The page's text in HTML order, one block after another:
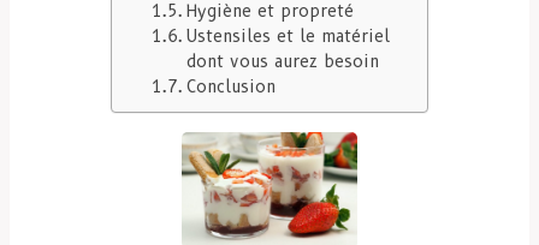
Hygiène et propreté
Ustensiles et le matériel
dont vous aurez besoin
Conclusion